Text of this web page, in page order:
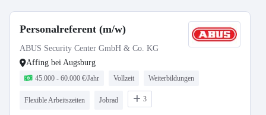
Personalreferent (m/w)
ABUS Security Center GmbH & Co. KG
Affing bei Augsburg
45.000 - 60.000 €/Jahr Vollzeit Weiterbildungen
Flexible Arbeitszeiten Jobrad 3